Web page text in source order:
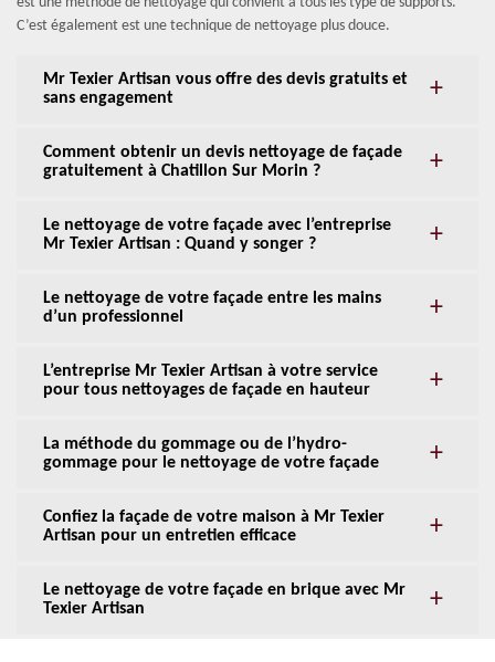
C’est également est une technique de nettoyage plus douce.
Mr Texier Artisan vous offre des devis gratuits et
sans engagement
Comment obtenir un devis nettoyage de façade
gratuitement à Chatillon Sur Morin ?
Le nettoyage de votre façade avec l’entreprise
Mr Texier Artisan : Quand y songer ?
Le nettoyage de votre façade entre les mains
d’un professionnel
L’entreprise Mr Texier Artisan à votre service
pour tous nettoyages de façade en hauteur
La méthode du gommage ou de l’hydro-
gommage pour le nettoyage de votre façade
Confiez la façade de votre maison à Mr Texier
Artisan pour un entretien efficace
Le nettoyage de votre façade en brique avec Mr
Texier Artisan